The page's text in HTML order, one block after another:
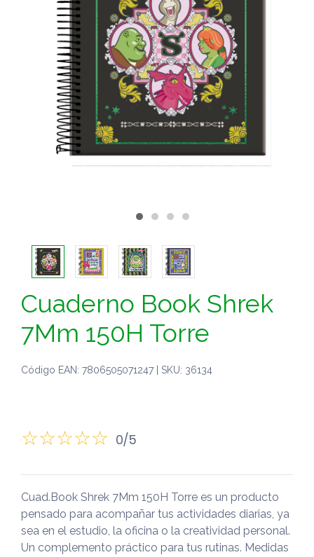
Cuaderno Book Shrek
7Mm 150H Torre
Código EAN: 7806505071247 | SKU: 36134
0/5
Cuad.Book Shrek 7Mm 150H Torre es un producto
pensado para acompañar tus actividades diarias, ya
sea en el estudio, la oficina o la creatividad personal.
Un complemento práctico para tus rutinas. Medidas